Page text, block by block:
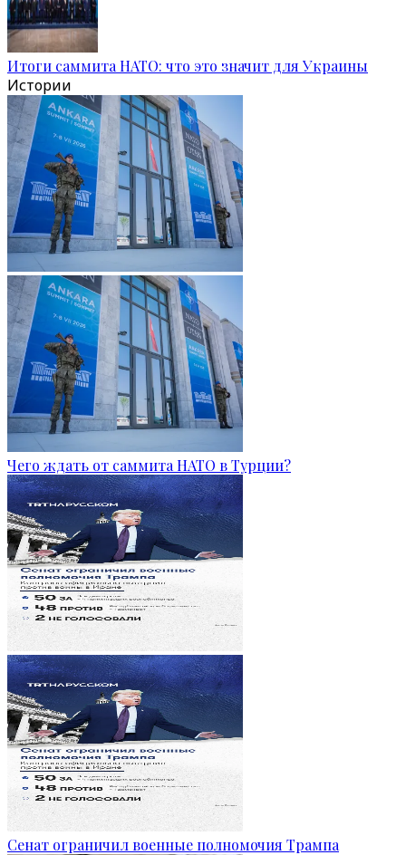
Итоги саммита НАТО: что это значит для Украины
Истории
Чего ждать от саммита НАТО в Турции?
Сенат ограничил военные полномочия Трампа